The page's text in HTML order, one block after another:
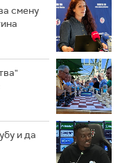
смену
и да